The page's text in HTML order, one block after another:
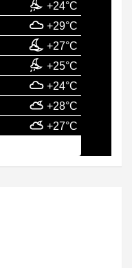
+24°C
+29°C
+27°C
+25°C
+24°C
+28°C
+27°C